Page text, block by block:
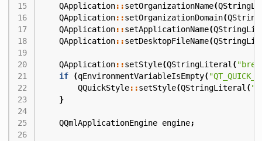
QApplication::setOrganizationName(
QApplication::setOrganizationDomain(
QApplication::setApplicationName(
QApplication::setDesktopFileName(
QApplication::setStyle(QStringLiteral (
if
(qEnvironmentVariableIsEmpty(
QQuickStyle::setStyle(QStringLiteral (
}
QQmlApplicationEngine engine;